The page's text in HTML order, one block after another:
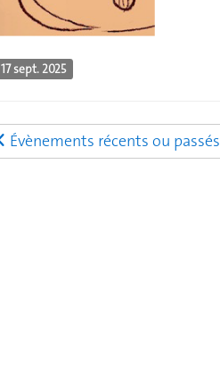
17 sept. 2025
Évènements récents ou passés